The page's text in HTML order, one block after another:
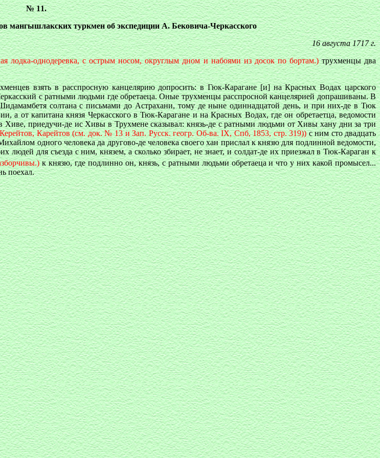
№ 11.
мангышлакских туркмен об экспедиции А. Бековича-Черкасского
16 августа 1717 г.
лодка-однодеревка, с острым носом, округлым дном и набоями из досок по бортам.)трухменцы два
взять в расспросную канцелярию допросить: в Гюк-Карагане [и] на Красных Водах царского
с ратными людьми где обретаеца. Оные трухменцы расспросной канцелярией допрашиваны. В
солтана с письмами до Астрахани, тому де ныне одиннадцатой день, и при них-де в Тюк
а от капитана князя Черкасского в Тюк-Карагане и на Красных Водах, где он обретаетца, ведомости
приедучи-де ис Хивы в Трухмене сказывал: князь-де с ратными людьми от Хивы хану дни за три
Карейтов (см. док. № 13 и Зап. Русск. геогр. Об-ва. IX, Спб, 1853, стр. 319))с ним сто двадцать
одного человека да другово-де человека своего хан прислал к князю для подлинной ведомости,
для съезда с ним, князем, а сколько збирает, не знает, и солдат-де их приезжал в Тюк-Караган к
к князю, где подлинно он, князь, с ратными людьми обретаеца и что у них какой промысел...
поехал.